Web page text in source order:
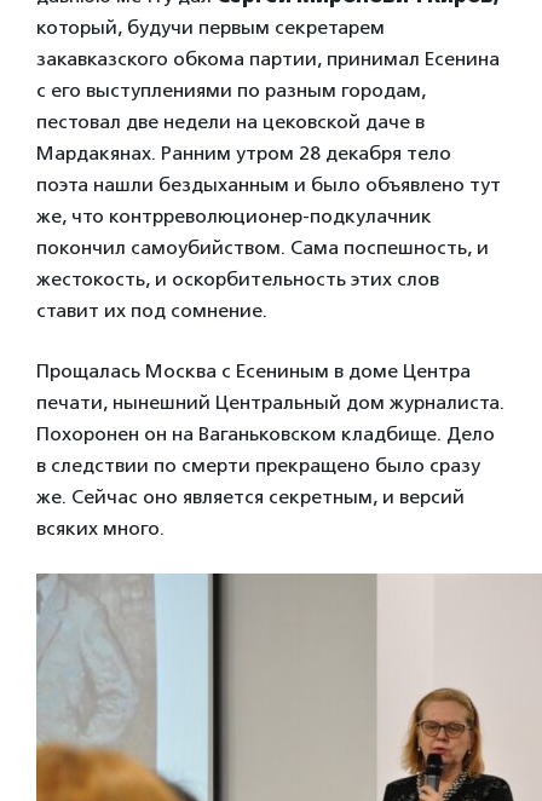
который, будучи первым секретарем
закавказского обкома партии, принимал Есенина
с его выступлениями по разным городам,
пестовал две недели на цековской даче в
Мардакянах. Ранним утром 28 декабря тело
поэта нашли бездыханным и было объявлено тут
же, что контрреволюционер-подкулачник
покончил самоубийством. Сама поспешность, и
жестокость, и оскорбительность этих слов
ставит их под сомнение.
Прощалась Москва с Есениным в доме Центра
печати, нынешний Центральный дом журналиста.
Похоронен он на Ваганьковском кладбище. Дело
в следствии по смерти прекращено было сразу
же. Сейчас оно является секретным, и версий
всяких много.